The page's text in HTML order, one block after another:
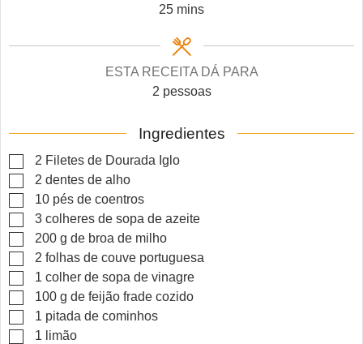
25minutes
mins
ESTA RECEITA DÁ PARA
2 pessoas
Ingredientes
▢
2 Filetes de Dourada Iglo
▢
2 dentes de alho
▢
10 pés de coentros
▢
3 colheres de sopa de azeite
▢
200 g de broa de milho
▢
2 folhas de couve portuguesa
▢
1 colher de sopa de vinagre
▢
100 g de feijão frade cozido
▢
1 pitada de cominhos
▢
1 limão